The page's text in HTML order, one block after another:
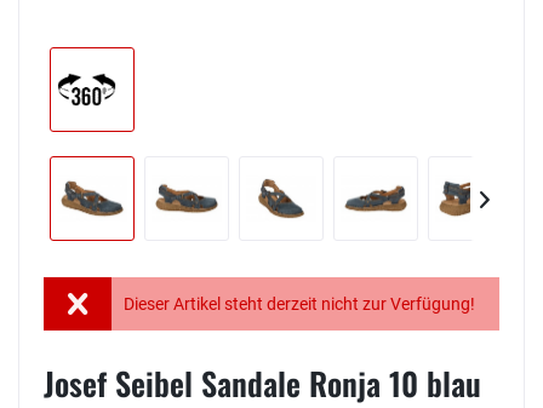
Dieser Artikel steht derzeit nicht zur Verfügung!
Josef Seibel Sandale Ronja 10 blau